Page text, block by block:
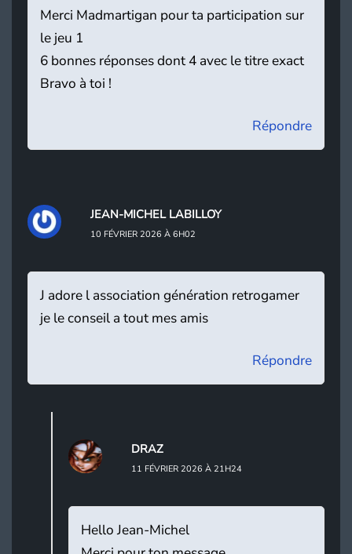
Merci Madmartigan pour ta participation sur
le jeu 1
6 bonnes réponses dont 4 avec le titre exact
Bravo à toi !
Répondre
JEAN-MICHEL LABILLOY
10 FÉVRIER 2026 À 6H02
J adore l association génération retrogamer
je le conseil a tout mes amis
Répondre
DRAZ
11 FÉVRIER 2026 À 21H24
Hello Jean-Michel